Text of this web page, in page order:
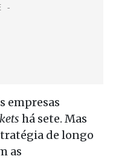
empresas
há sete. Mas
de longo
as